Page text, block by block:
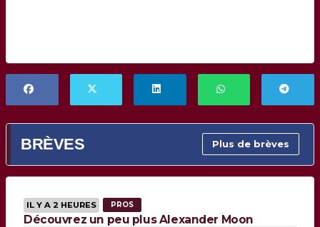
BRÈVES Plus de brèves
IL Y A 2 HEURES PROS
Découvrez un peu plus Alexander Moon